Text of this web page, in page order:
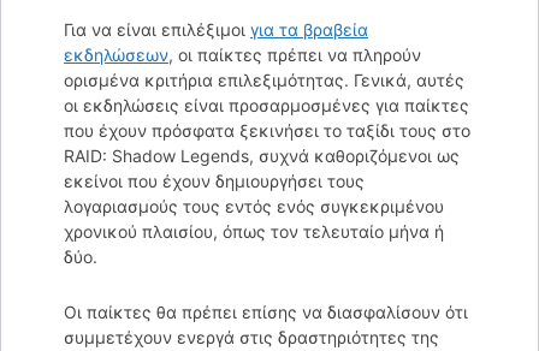
Για να είναι επιλέξιμοι για τα βραβεία
εκδηλώσεων, οι παίκτες πρέπει να πληρούν
ορισμένα κριτήρια επιλεξιμότητας. Γενικά, αυτές
οι εκδηλώσεις είναι προσαρμοσμένες για παίκτες
που έχουν πρόσφατα ξεκινήσει το ταξίδι τους στο
RAID: Shadow Legends, συχνά καθοριζόμενοι ως
εκείνοι που έχουν δημιουργήσει τους
λογαριασμούς τους εντός ενός συγκεκριμένου
χρονικού πλαισίου, όπως τον τελευταίο μήνα ή
δύο.
Οι παίκτες θα πρέπει επίσης να διασφαλίσουν ότι
συμμετέχουν ενεργά στις δραστηριότητες της